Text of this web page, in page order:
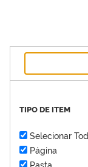
TIPO DE ITEM
Selecionar
Página
Pasta